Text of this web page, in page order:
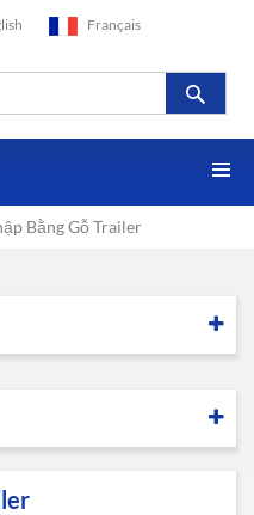
Français
Bằng Gỗ Trailer